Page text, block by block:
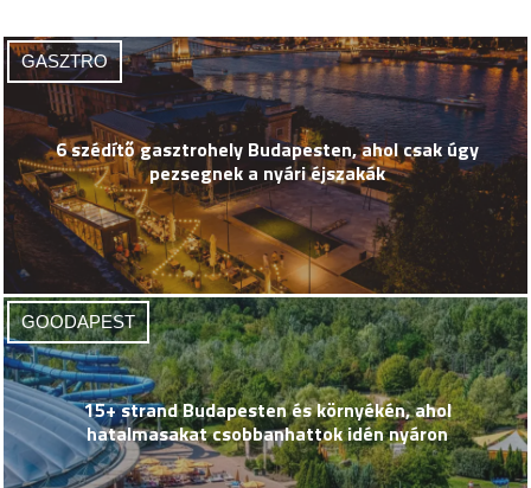
GASZTRO
6 szédítő gasztrohely Budapesten, ahol csak úgy
pezsegnek a nyári éjszakák
GOODAPEST
15+ strand Budapesten és környékén, ahol
hatalmasakat csobbanhattok idén nyáron